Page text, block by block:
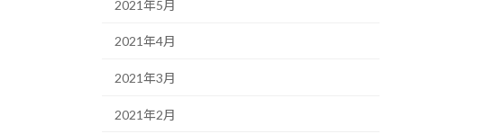
2021年5月
2021年4月
2021年3月
2021年2月